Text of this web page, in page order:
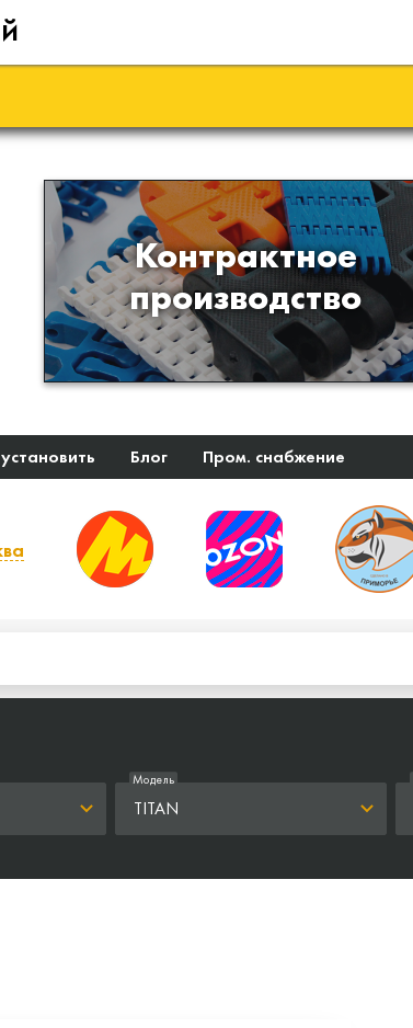
Контрактное
производство
Производство изделий из
пластиков и полимеров
образцам либо
Блог Пром. снабжение
TITAN
Модель